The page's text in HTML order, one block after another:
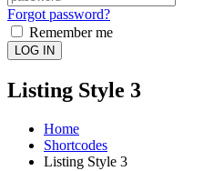
Forgot password?
Remember me
LOG IN
Listing Style 3
Home
Shortcodes
Listing Style 3